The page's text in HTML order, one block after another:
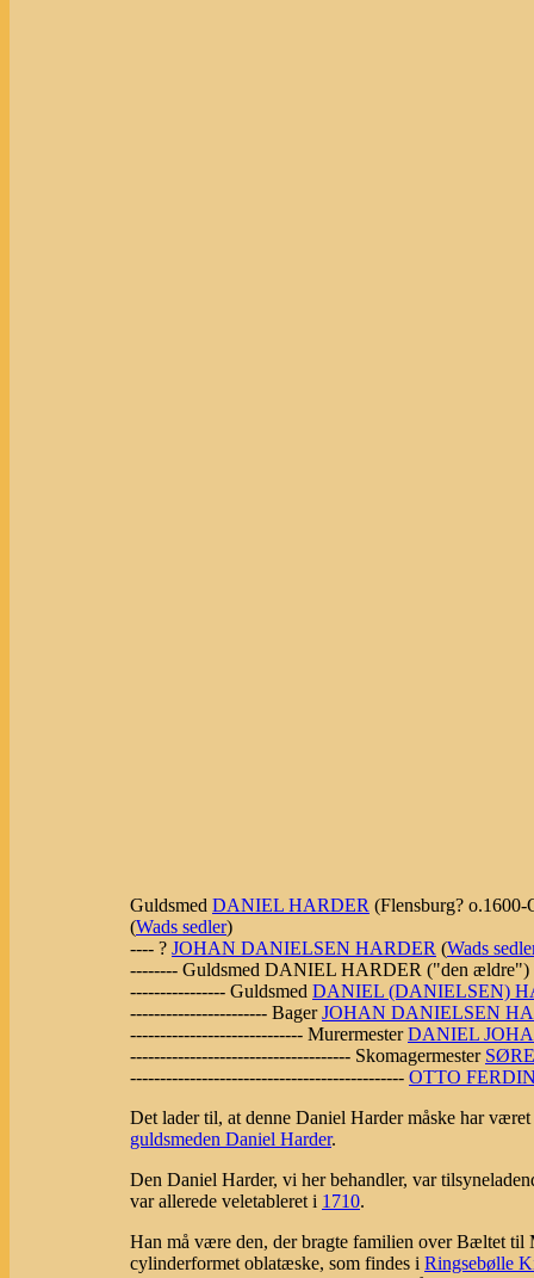
Guldsmed DANIEL HARDER (Flensburg? o.1600-
(Wads sedler)
---- ? JOHAN DANIELSEN HARDER (Wads
-------- Guldsmed DANIEL HARDER ("den ældre")
---------------- Guldsmed DANIEL (DANIELSEN)
----------------------- BagerJOHAN DANIELSEN
----------------------------- MurermesterDANIEL
------------------------------------- Skomagermester
---------------------------------------------- OTTO
Det lader til, at denne Daniel Harder måske har
guldsmeden Daniel Harder.
Den Daniel Harder, vi her behandler, var
var allerede veletableret i 1710.
Han må være den, der bragte familien over Bæltet
cylinderformet oblatæske, som findes i Ringsebølle